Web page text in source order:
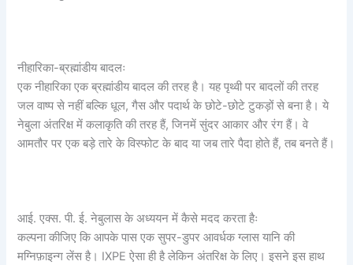
नीहारिका-ब्रह्मांडीय बादलः
एक नीहारिका एक ब्रह्मांडीय बादल की तरह है। यह पृथ्वी पर बादलों की तरह
जल वाष्प से नहीं बल्कि धूल, गैस और पदार्थ के छोटे-छोटे टुकड़ों से बना है। ये
नेबुला अंतरिक्ष में कलाकृति की तरह हैं, जिनमें सुंदर आकार और रंग हैं। वे
आमतौर पर एक बड़े तारे के विस्फोट के बाद या जब तारे पैदा होते हैं, तब बनते हैं।
आई. एक्स. पी. ई. नेबुलास के अध्ययन में कैसे मदद करता हैः
कल्पना कीजिए कि आपके पास एक सुपर-डुपर आवर्धक ग्लास यानि की
मग्निफ़ाइन्ग लेंस है। IXPE ऐसा ही है लेकिन अंतरिक्ष के लिए। इसने इस हाथ